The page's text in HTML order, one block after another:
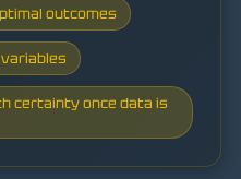
outcomes
certainty once data is